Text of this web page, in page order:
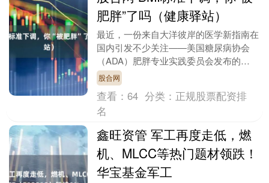
肥胖”了吗（健康驿站）
最近，一份来自大洋彼岸的医学新指南在
国内引发不少关注——美国糖尿病协会
（ADA）肥胖专业实践委员会发布的
《2026成人超重与肥胖诊疗标准》，对
亚裔人群的肥胖和超....
股合网
查看：64 分类： 正规股票配资排
名
鑫旺资管 军工再度走低，燃
机、MLCC等热门题材领跌！
华宝基金军工